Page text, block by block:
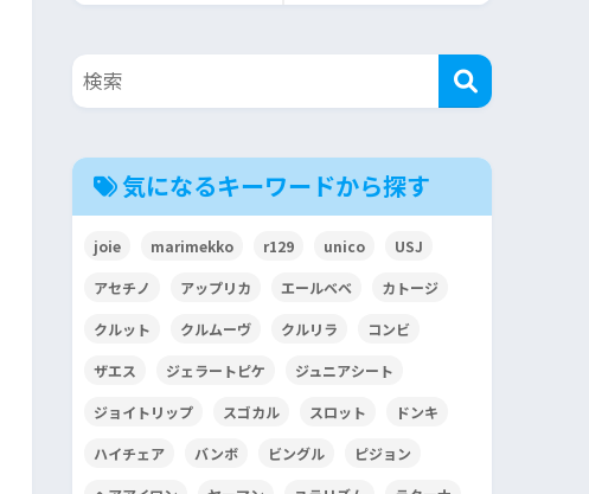
気になるキーワードから探す
joie marimekko r129 unico USJ
アセチノ アップリカ エールベベ カトージ
クルット クルムーヴ クルリラ コンビ
ザエス ジェラートピケ ジュニアシート
ジョイトリップ スゴカル スロット ドンキ
ハイチェア バンボ ビングル ピジョン